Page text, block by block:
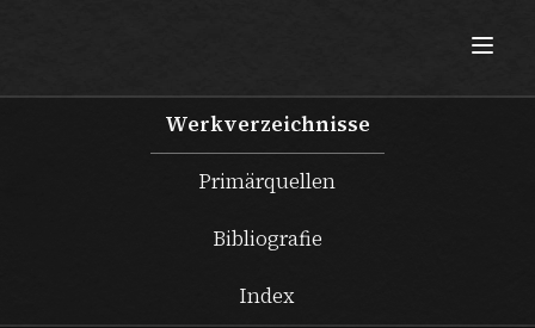
Werkverzeichnisse
Primärquellen
Bibliografie
Index